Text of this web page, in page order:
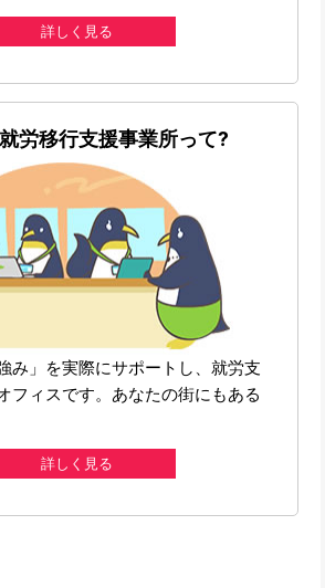
詳しく見る
就労移行支援事業所って?
み」を実際にサポートし、就労支
フィスです。あなたの街にもある
詳しく見る